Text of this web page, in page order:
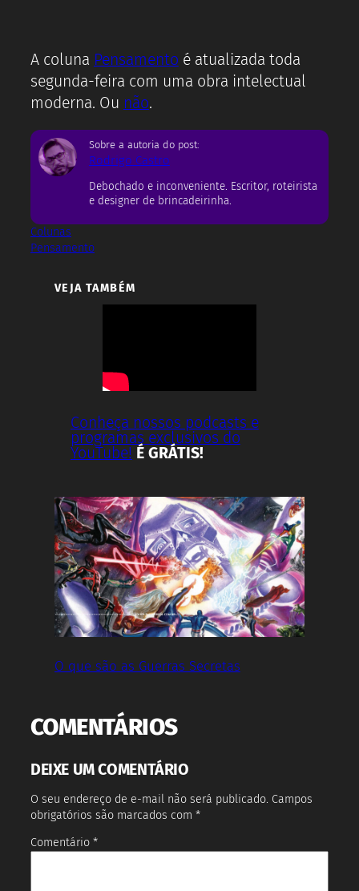
A coluna Pensamento é atualizada toda
segunda-feira com uma obra intelectual
moderna. Ou não.
Sobre a autoria do post:
Rodrigo Castro
Debochado e inconveniente. Escritor, roteirista
e designer de brincadeirinha.
Colunas
Pensamento
VEJA TAMBÉM
Conheça nossos podcasts e
programas exclusivos do
YouTube! É GRÁTIS!
O que são as Guerras Secretas
COMENTÁRIOS
DEIXE UM COMENTÁRIO
O seu endereço de e-mail não será publicado. Campos
obrigatórios são marcados com *
Comentário *